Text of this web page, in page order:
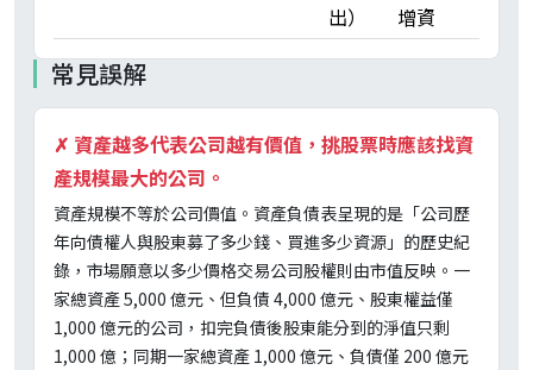
出）
增資
常見誤解
✗ 資產越多代表公司越有價值，挑股票時應該找資
產規模最大的公司。
資產規模不等於公司價值。資產負債表呈現的是「公司歷
年向債權人與股東募了多少錢、買進多少資源」的歷史紀
錄，市場願意以多少價格交易公司股權則由市值反映。一
家總資產 5,000 億元、但負債 4,000 億元、股東權益僅
1,000 億元的公司，扣完負債後股東能分到的淨值只剩
1,000 億；同期一家總資產 1,000 億元、負債僅 200 億元